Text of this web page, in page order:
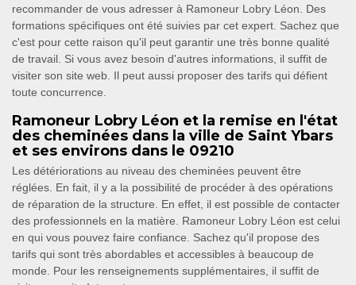
recommander de vous adresser à Ramoneur Lobry Léon. Des
formations spécifiques ont été suivies par cet expert. Sachez que
c'est pour cette raison qu'il peut garantir une très bonne qualité
de travail. Si vous avez besoin d'autres informations, il suffit de
visiter son site web. Il peut aussi proposer des tarifs qui défient
toute concurrence.
Ramoneur Lobry Léon et la remise en l'état
des cheminées dans la ville de Saint Ybars
et ses environs dans le 09210
Les détériorations au niveau des cheminées peuvent être
réglées. En fait, il y a la possibilité de procéder à des opérations
de réparation de la structure. En effet, il est possible de contacter
des professionnels en la matière. Ramoneur Lobry Léon est celui
en qui vous pouvez faire confiance. Sachez qu'il propose des
tarifs qui sont très abordables et accessibles à beaucoup de
monde. Pour les renseignements supplémentaires, il suffit de